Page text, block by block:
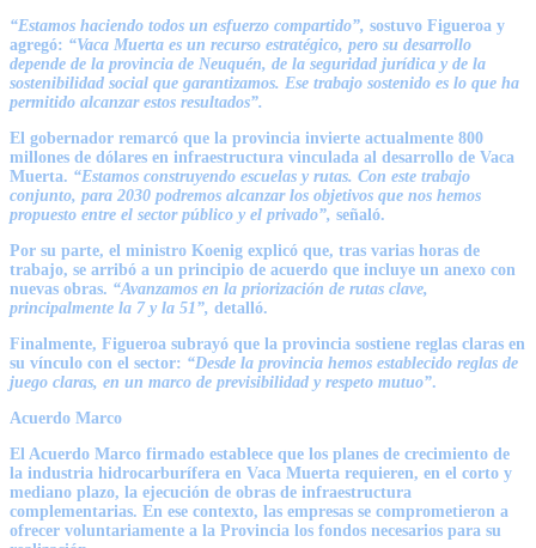
“Estamos haciendo todos un esfuerzo compartido”, sostuvo Figueroa y
agregó: “Vaca Muerta es un recurso estratégico, pero su desarrollo
depende de la provincia de Neuquén, de la seguridad jurídica y de la
sostenibilidad social que garantizamos. Ese trabajo sostenido es lo que ha
permitido alcanzar estos resultados”.
El gobernador remarcó que la provincia invierte actualmente 800
millones de dólares en infraestructura vinculada al desarrollo de Vaca
Muerta. “Estamos construyendo escuelas y rutas. Con este trabajo
conjunto, para 2030 podremos alcanzar los objetivos que nos hemos
propuesto entre el sector público y el privado”, señaló.
Por su parte, el ministro Koenig explicó que, tras varias horas de
trabajo, se arribó a un principio de acuerdo que incluye un anexo con
nuevas obras. “Avanzamos en la priorización de rutas clave,
principalmente la 7 y la 51”, detalló.
Finalmente, Figueroa subrayó que la provincia sostiene reglas claras en
su vínculo con el sector: “Desde la provincia hemos establecido reglas de
juego claras, en un marco de previsibilidad y respeto mutuo”.
Acuerdo Marco
El Acuerdo Marco firmado establece que los planes de crecimiento de
la industria hidrocarburífera en Vaca Muerta requieren, en el corto y
mediano plazo, la ejecución de obras de infraestructura
complementarias. En ese contexto, las empresas se comprometieron a
ofrecer voluntariamente a la Provincia los fondos necesarios para su